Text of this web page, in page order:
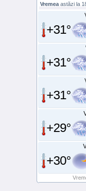
Vremea astăzi la
+31°
+31°
+31°
+29°
+30°